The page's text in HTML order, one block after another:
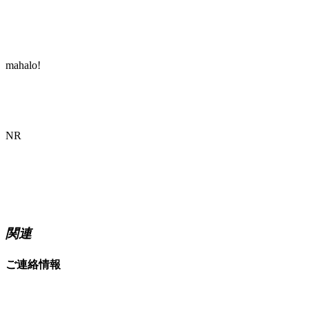
mahalo!
NR
関連
ご連絡情報